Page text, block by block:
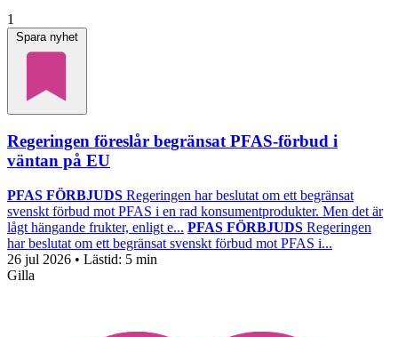
1
Spara nyhet
Regeringen föreslår begränsat PFAS-förbud i
väntan på EU
PFAS FÖRBJUDS Regeringen har beslutat om ett begränsat
svenskt förbud mot PFAS i en rad konsumentprodukter. Men det är
lågt hängande frukter, enligt e... PFAS FÖRBJUDS Regeringen
har beslutat om ett begränsat svenskt förbud mot PFAS i...
26 jul 2026 • Lästid: 5 min
Gilla